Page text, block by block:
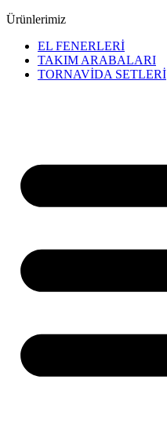
Ürünlerimiz
EL FENERLERİ
TAKIM ARABALARI
TORNAVİDA SETLERİ